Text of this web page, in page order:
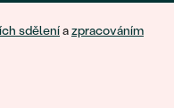
sděleníazpracováním